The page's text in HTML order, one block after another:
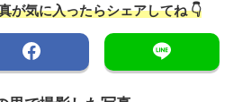
が気に入ったらシェアしてね 👇